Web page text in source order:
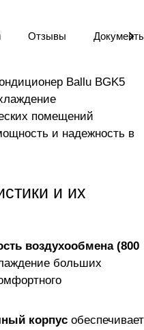
Отзывы
Ballu BGK5
помещений
и надежность в
и их
воздухообмена (800
больших
корпус обеспечивает